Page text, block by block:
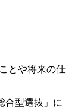
とや将来の仕
合型選抜」に